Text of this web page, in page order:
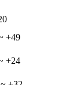
+49
+24